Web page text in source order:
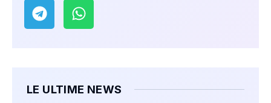
LE ULTIME NEWS